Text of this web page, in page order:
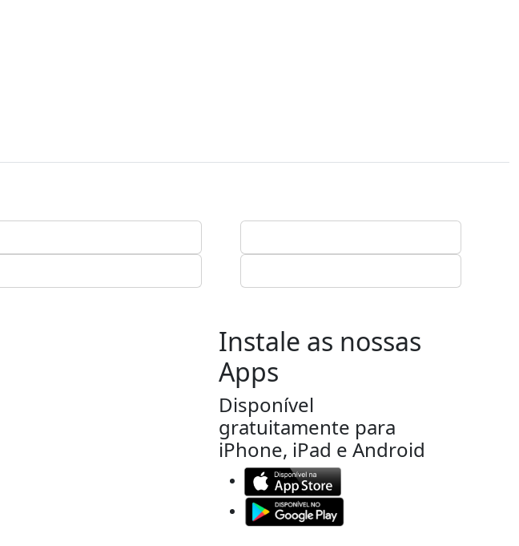
Instale as nossas
Apps
Disponível
gratuitamente para
iPhone, iPad e Android